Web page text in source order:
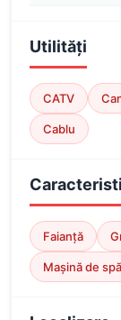
Utilități
CATV
Cablu
Faianță
Mașină de